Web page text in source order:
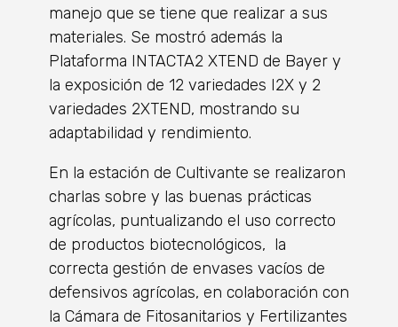
manejo que se tiene que realizar a sus
materiales. Se mostró además la
Plataforma INTACTA2 XTEND de Bayer y
la exposición de 12 variedades I2X y 2
variedades 2XTEND, mostrando su
adaptabilidad y rendimiento.
En la estación de Cultivante se realizaron
charlas sobre y las buenas prácticas
agrícolas, puntualizando el uso correcto
de productos biotecnológicos, la
correcta gestión de envases vacíos de
defensivos agrícolas, en colaboración con
la Cámara de Fitosanitarios y Fertilizantes